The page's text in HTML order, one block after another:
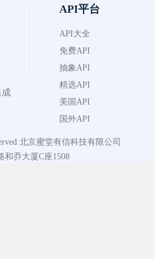
成
API平台
API大全
免费API
抽象API
精选API
美国API
国外API
北京蜜堂有信科技有限公司
和乔大厦C座1508